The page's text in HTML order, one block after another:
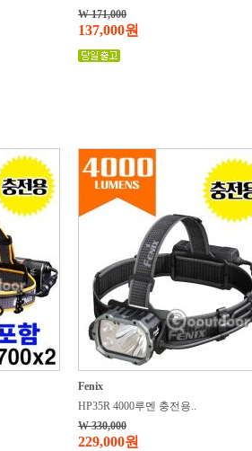
W 171,000
137,000원
Fenix
HP35R 4000루멘 충전용..
W 330,000
229,000원